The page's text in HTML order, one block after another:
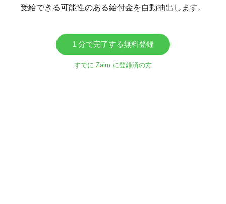
受給できる可能性のある給付金を自動抽出します。
1 分で完了する無料登録
すでに Zaim に登録済の方